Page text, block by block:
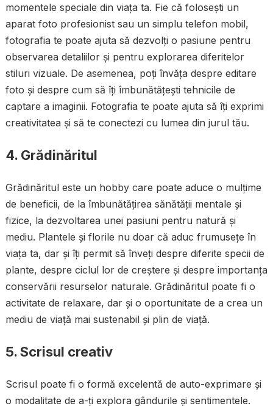
momentele speciale din viața ta. Fie că folosești un
aparat foto profesionist sau un simplu telefon mobil,
fotografia te poate ajuta să dezvolți o pasiune pentru
observarea detaliilor și pentru explorarea diferitelor
stiluri vizuale. De asemenea, poți învăța despre editare
foto și despre cum să îți îmbunătățești tehnicile de
captare a imaginii. Fotografia te poate ajuta să îți exprimi
creativitatea și să te conectezi cu lumea din jurul tău.
4. Grădinăritul
Grădinăritul este un hobby care poate aduce o mulțime
de beneficii, de la îmbunătățirea sănătății mentale și
fizice, la dezvoltarea unei pasiuni pentru natură și
mediu. Plantele și florile nu doar că aduc frumusețe în
viața ta, dar și îți permit să înveți despre diferite specii de
plante, despre ciclul lor de creștere și despre importanța
conservării resurselor naturale. Grădinăritul poate fi o
activitate de relaxare, dar și o oportunitate de a crea un
mediu de viață mai sustenabil și plin de viață.
5. Scrisul creativ
Scrisul poate fi o formă excelentă de auto-exprimare și
o modalitate de a-ți explora gândurile și sentimentele.